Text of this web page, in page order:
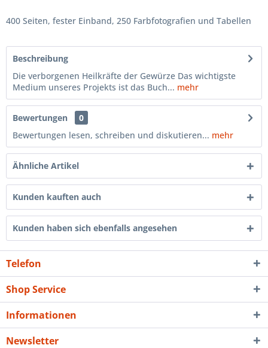
400 Seiten, fester Einband, 250 Farbfotografien und Tabellen
Beschreibung
Die verborgenen Heilkräfte der Gewürze Das wichtigste
Medium unseres Projekts ist das Buch... mehr
Bewertungen
0
Bewertungen lesen, schreiben und diskutieren... mehr
Ähnliche Artikel
Kunden kauften auch
Kunden haben sich ebenfalls angesehen
Telefon
Shop Service
Informationen
Newsletter